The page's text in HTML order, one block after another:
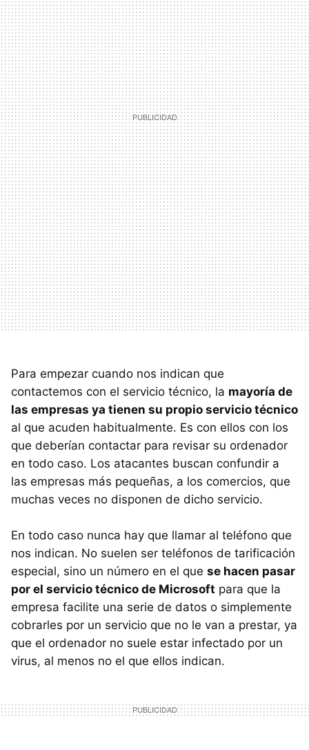
Para empezar cuando nos indican que
contactemos con el servicio técnico, la mayoría de
las empresas ya tienen su propio servicio técnico
al que acuden habitualmente. Es con ellos con los
que deberían contactar para revisar su ordenador
en todo caso. Los atacantes buscan confundir a
las empresas más pequeñas, a los comercios, que
muchas veces no disponen de dicho servicio.
En todo caso nunca hay que llamar al teléfono que
nos indican. No suelen ser teléfonos de tarificación
especial, sino un número en el que se hacen pasar
por el servicio técnico de Microsoft para que la
empresa facilite una serie de datos o simplemente
cobrarles por un servicio que no le van a prestar, ya
que el ordenador no suele estar infectado por un
virus, al menos no el que ellos indican.